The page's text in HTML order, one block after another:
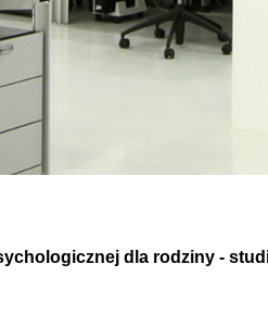
dla rodziny -